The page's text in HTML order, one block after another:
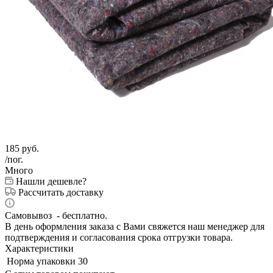
185 руб.
/пог.
Много
Нашли дешевле?
Рассчитать доставку
Самовывоз - бесплатно.
В день оформления заказа с Вами свяжется наш менеджер для
подтверждения и согласования срока отгрузки товара.
Характеристики
Норма упаковки 30